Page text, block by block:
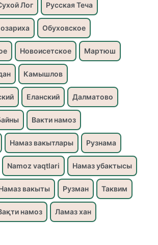
Лог Русская Теча
Обуховское
Новоисетское Мартюш
Камышлов
Еланский Далматово
Вакти намоз
Намаз вакытлары Рузнама
Namoz vaqtlari Намаз убактысы
вакыты Рузман Таквим
намоз Ламаз хан